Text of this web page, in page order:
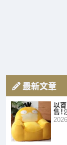
最新文章
以
售